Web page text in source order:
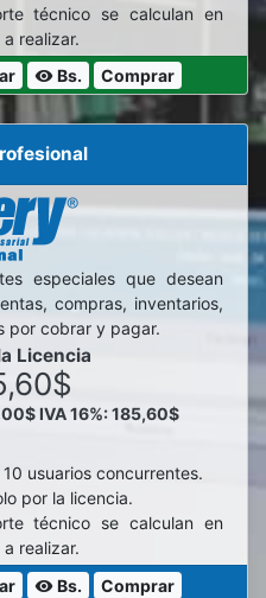
técnico se calculan en
realizar.
visibilityBs. Comprar
especiales que desean
compras, inventarios,
por cobrar y pagar.
Licencia
IVA 16%: 185,60$
usuarios concurrentes.
por la licencia.
técnico se calculan en
realizar.
visibilityBs. Comprar